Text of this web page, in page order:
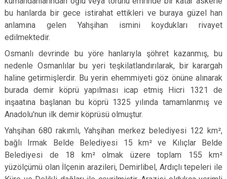
bu hanlarda bir gece istirahat ettikleri ve buraya güzel han
anlamına gelen Yahşihan ismini koydukları rivayet
edilmektedir.
Osmanlı devrinde bu yöre hanlarıyla şöhret kazanmış, bu
nedenle Osmanlılar bu yeri teşkilatlandırılarak, bir karargah
haline getirmişlerdir. Bu yerin ehemmiyeti göz önüne alınarak
burada demir köprü yapılması icap etmiş Hicri 1321 de
inşaatına başlanan bu köprü 1325 yılında tamamlanmış ve
Anadolu'nun ilk demir köprüsü olmuştur.
Yahşihan 680 rakımlı, Yahşihan merkez belediyesi 122 km²,
bağlı Irmak Belde Belediyesi 15 km² ve Kılıçlar Belde
Belediyesi de 18 km² olmak üzere toplam 155 km²
yüzölçümü olan İlçenin arazileri, Demirlibel, Ardıçlı tepeleri ile